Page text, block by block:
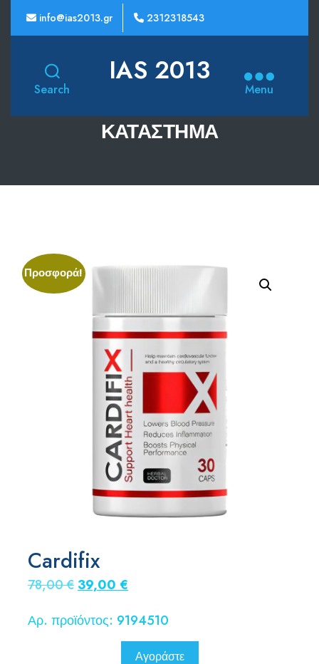
info@ias2013.gr 2312318543
Search
IAS 2013
Menu
ΚΑΤΆΣΤΗΜΑ
Προσφορά!
Cardifix
78,00€ Original
39,00 €
είναι:
Αρ. προϊόντος: 9194510
Αγοράστε